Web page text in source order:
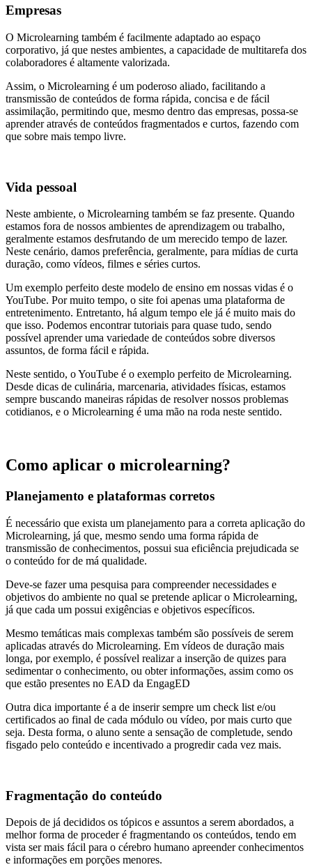
Empresas
O Microlearning também é facilmente adaptado ao espaço
corporativo, já que nestes ambientes, a capacidade de multitarefa dos
colaboradores é altamente valorizada.
Assim, o Microlearning é um poderoso aliado, facilitando a
transmissão de conteúdos de forma rápida, concisa e de fácil
assimilação, permitindo que, mesmo dentro das empresas, possa-se
aprender através de conteúdos fragmentados e curtos, fazendo com
que sobre mais tempo livre.
Vida pessoal
Neste ambiente, o Microlearning também se faz presente. Quando
estamos fora de nossos ambientes de aprendizagem ou trabalho,
geralmente estamos desfrutando de um merecido tempo de lazer.
Neste cenário, damos preferência, geralmente, para mídias de curta
duração, como vídeos, filmes e séries curtos.
Um exemplo perfeito deste modelo de ensino em nossas vidas é o
YouTube. Por muito tempo, o site foi apenas uma plataforma de
entretenimento. Entretanto, há algum tempo ele já é muito mais do
que isso. Podemos encontrar tutoriais para quase tudo, sendo
possível aprender uma variedade de conteúdos sobre diversos
assuntos, de forma fácil e rápida.
Neste sentido, o YouTube é o exemplo perfeito de Microlearning.
Desde dicas de culinária, marcenaria, atividades físicas, estamos
sempre buscando maneiras rápidas de resolver nossos problemas
cotidianos, e o Microlearning é uma mão na roda neste sentido.
Como aplicar o microlearning?
Planejamento e plataformas corretos
É necessário que exista um planejamento para a correta aplicação do
Microlearning, já que, mesmo sendo uma forma rápida de
transmissão de conhecimentos, possui sua eficiência prejudicada se
o conteúdo for de má qualidade.
Deve-se fazer uma pesquisa para compreender necessidades e
objetivos do ambiente no qual se pretende aplicar o Microlearning,
já que cada um possui exigências e objetivos específicos.
Mesmo temáticas mais complexas também são possíveis de serem
aplicadas através do Microlearning. Em vídeos de duração mais
longa, por exemplo, é possível realizar a inserção de quizes para
sedimentar o conhecimento, ou obter informações, assim como os
que estão presentes no EAD da EngagED
Outra dica importante é a de inserir sempre um check list e/ou
certificados ao final de cada módulo ou vídeo, por mais curto que
seja. Desta forma, o aluno sente a sensação de completude, sendo
fisgado pelo conteúdo e incentivado a progredir cada vez mais.
Fragmentação do conteúdo
Depois de já decididos os tópicos e assuntos a serem abordados, a
melhor forma de proceder é fragmentando os conteúdos, tendo em
vista ser mais fácil para o cérebro humano apreender conhecimentos
e informações em porções menores.